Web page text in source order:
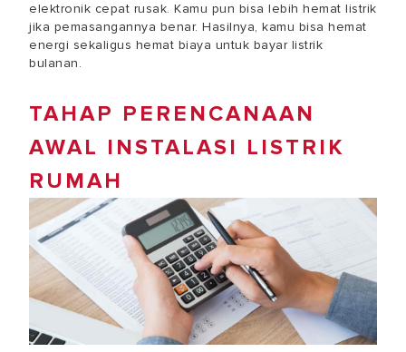
elektronik cepat rusak. Kamu pun bisa lebih hemat listrik
jika pemasangannya benar. Hasilnya, kamu bisa hemat
energi sekaligus hemat biaya untuk bayar listrik
bulanan.
TAHAP PERENCANAAN
AWAL INSTALASI LISTRIK
RUMAH